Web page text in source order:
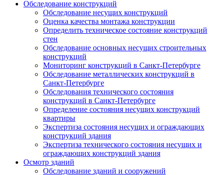
Обследование конструкций
Обследование несущих конструкций
Оценка качества монтажа конструкции
Определить техническое состояние конструкций
стен
Обследование основных несущих строительных
конструкций
Мониторинг конструкций в Санкт-Петербурге
Обследование металлических конструкций в
Санкт-Петербурге
Обследования технического состояния
конструкций в Санкт-Петербурге
Определение состояния несущих конструкций
квартиры
Экспертиза состояния несущих и ограждающих
конструкций здания
Экспертиза технического состояния несущих и
ограждающих конструкций здания
Осмотр зданий
Обследование зданий и сооружений